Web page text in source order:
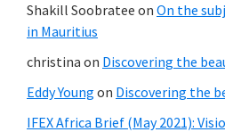
Shakill Soobratee on On the
in Mauritius
christina on Discovering the
Eddy Young on Discovering the
IFEX Africa Brief (May 2021):